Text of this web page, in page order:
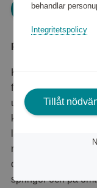
Kärchers VC 2
filtersystem: Det är
utan att komma i
kompakta
rengöring av hårda
och möbelborsten
springor och på
behandlar
Integritetspolicy
Tillåt